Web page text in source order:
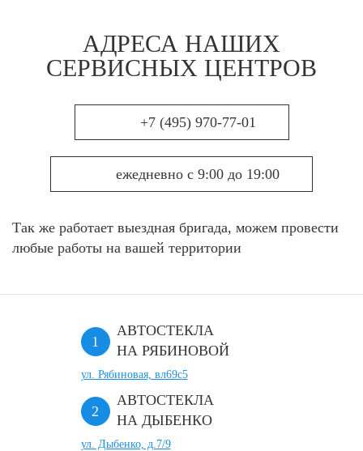
АДРЕСА НАШИХ
СЕРВИСНЫХ ЦЕНТРОВ
+7 (495) 970-77-01
ежедневно с 9:00 до 19:00
Так же работает выездная бригада, можем провести
любые работы на вашей территории
АВТОСТЕКЛА
НА РЯБИНОВОЙ
ул. Рябиновая, вл69с5
АВТОСТЕКЛА
НА ДЫБЕНКО
ул. Дыбенко, д.7/9